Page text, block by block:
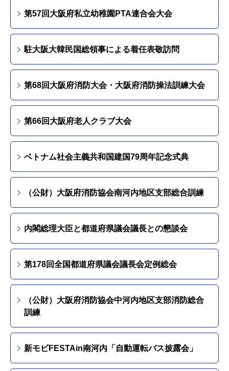
第57回大阪府私立幼稚園PTA連合会大会
駐大阪大韓民国総領事による着任表敬訪問
第68回大阪府消防大会・大阪府消防操法訓練大会
第66回大阪府老人クラブ大会
ベトナム社会主義共和国建国79周年記念式典
（公財）大阪府消防協会南河内地区支部総合訓練
内閣総理大臣と都道府県議会議長との懇談会
第178回全国都道府県議会議長会定例総会
（公財）大阪府消防協会中河内地区支部消防総合
訓練
新モビFESTAin南河内「自動運転バス披露会」